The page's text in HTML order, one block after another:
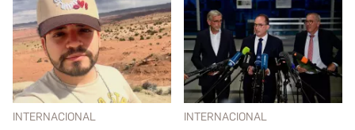
INTERNACIONAL INTERNACIONAL